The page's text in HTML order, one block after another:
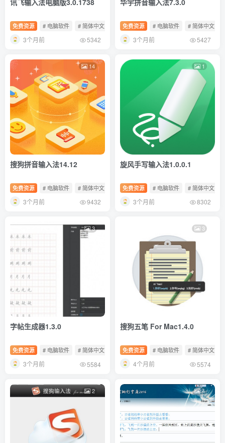
讯飞输入法电脑版3.0.1738
免费资源 # 电脑软件 # 简体中文 # 免费软件
3个月前 5342
华宇拼音输入法7.3.0
免费资源 # 电脑软件 # 简体中文
3个月前 5427
14
搜狗拼音输入法14.12
免费资源 # 电脑软件 # 简体中文 # 免费软件
3个月前 9432
1
旋风手写输入法1.0.0.1
免费资源 # 电脑软件 # 简体中文
3个月前 8302
3
字帖生成器1.3.0
免费资源 # 电脑软件 # 简体中文 # 免费软件
3个月前 5584
3
搜狗五笔 For Mac1.4.0
免费资源 # 电脑软件 # 简体中文
4个月前 5574
2 4